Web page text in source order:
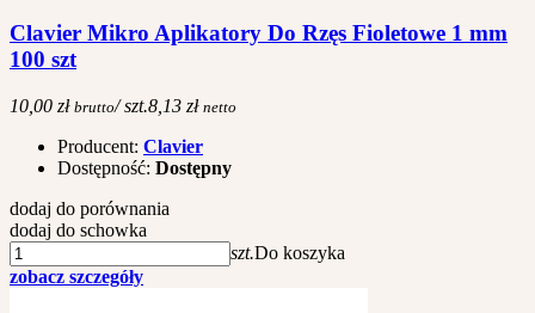
Clavier Mikro Aplikatory Do Rzęs Fioletowe 1 mm
100 szt
10,00 zł brutto/ szt.8,13 zł netto
Producent: Clavier
Dostępność: Dostępny
dodaj do porównania
dodaj do schowka
szt.Do koszyka
zobacz szczegóły